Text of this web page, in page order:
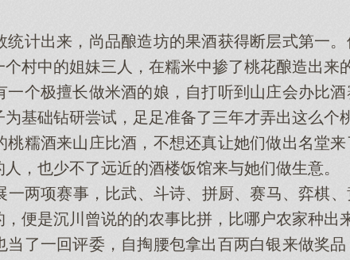
计出来，尚品酿造坊的果酒获得断层式第一。
村中的姐妹三人，在糯米中掺了桃花酿造出来
极擅长做米酒的娘，自打听到山庄会办比酒
基础钻研尝试，足足准备了三年才弄出这么个
糯酒来山庄比酒，不想还真让她们做出名堂来
，也少不了远近的酒楼饭馆来与她们做生意。
两项赛事，比武、斗诗、拼厨、赛马、弈棋
便是沉川曾说的的农事比拼，比哪户农家种出
一回评委，自掏腰包拿出百两白银来做奖品